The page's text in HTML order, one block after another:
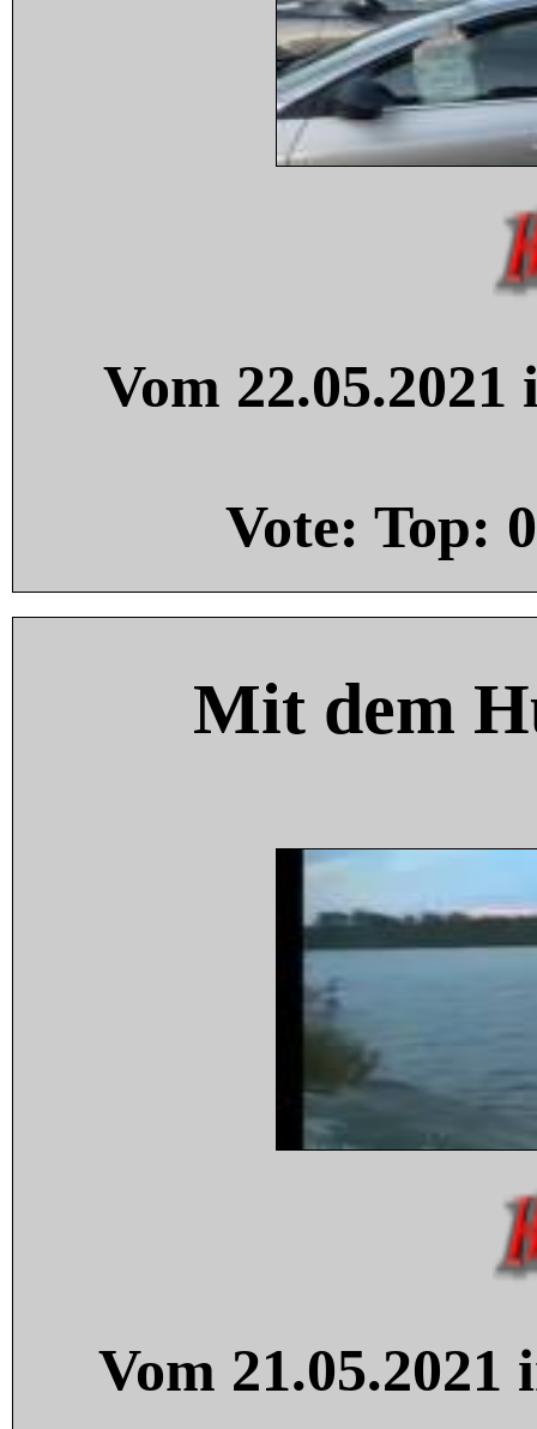
Vom
Vote: Top: 0
Mit dem
Vom